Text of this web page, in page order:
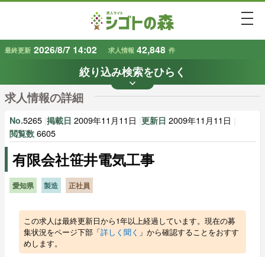
最終更新 2026/8/7 14:02 求人情報 42,848 件
絞り込み検索をひらく
keyboard_arrow_down
条件から探す
地域で探す 業種で探す
雇用形態で探す 賃金
求人情報の詳細
No.5265 掲載日 2009年11月11日 更新日 2009年11月11日
閲覧数 6605
有限会社笹井電気工事
愛知県 製造 正社員
この求人は最終更新日から1年以上経過しています。現在の募
集状況をページ下部「詳しく聞く 」から確認することをおすす
めします。